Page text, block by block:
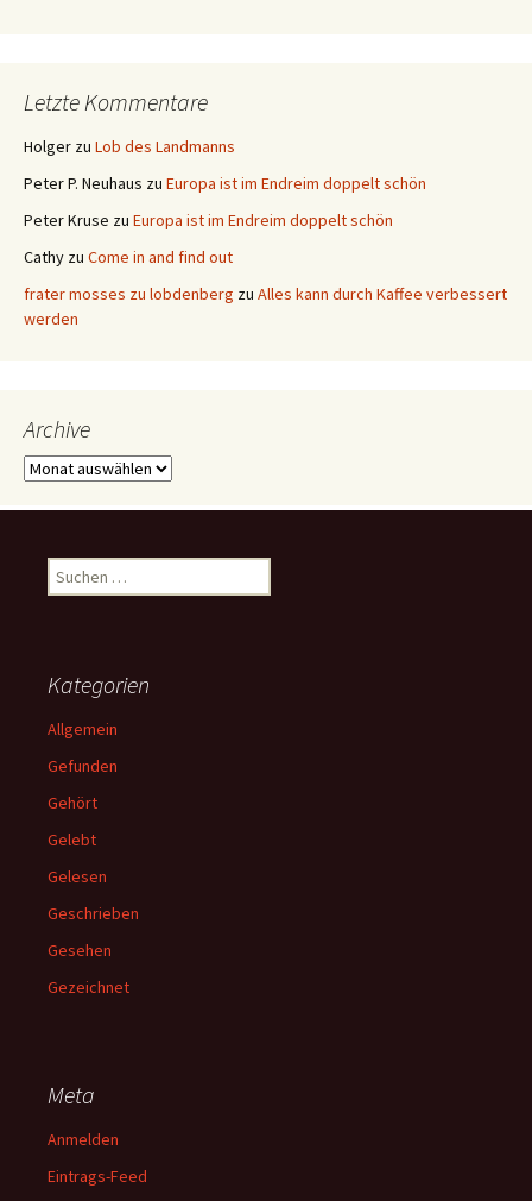
Letzte Kommentare
Holger zu Lob des Landmanns
Peter P. Neuhaus zu Europa ist im Endreim doppelt schön
Peter Kruse zu Europa ist im Endreim doppelt schön
Cathy zu Come in and find out
frater mosses zu lobdenberg zu Alles kann durch Kaffee verbessert
werden
Archive
Archive
Suchen
nach:
Kategorien
Allgemein
Gefunden
Gehört
Gelebt
Gelesen
Geschrieben
Gesehen
Gezeichnet
Meta
Anmelden
Eintrags-Feed